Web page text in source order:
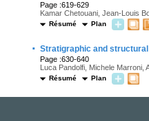
Page :619-629
Kamar Chetouani, Jean-Louis
Résumé Plan
· Stratigraphic and
Page :630-640
Luca Pandolfi, Michele Marroni,
Résumé Plan